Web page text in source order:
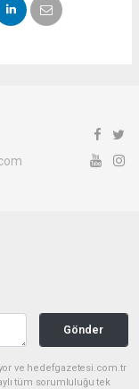
Gönder
ve hedefgazetesi.com.tr
tüm sorumluluğu tek